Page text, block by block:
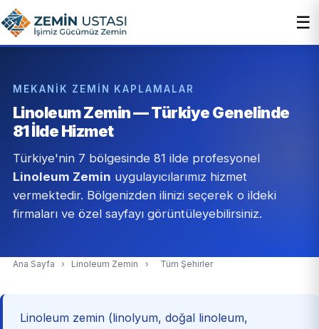
☰
MEKANIK ZEMIN KAPLAMALAR
Linoleum Zemin — Türkiye Genelinde
81 İlde Hizmet
Türkiye'nin 7 bölgesinde 81 ilde profesyonel
Linoleum Zemin uygulayıcılarımız hizmet
vermektedir. Bölgenizden ilinizi seçerek o ildeki
firmaları ve özel sayfayı görüntüleyebilirsiniz.
Ana Sayfa › Linoleum Zemin › Tüm Şehirler
Linoleum zemin (linolyum, doğal linoleum,